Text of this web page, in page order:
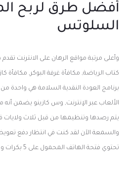
أفضل طرق لربح
السلوتس
وأعلى مرتبة مواقع الرهان على الانترنت تقدم
كتاب الرياضة, مكافأة غرفة البوكر, مكافأة
برنامج العودة النقدية السلامة هي واحدة
الألعاب عبر الإنترنت, وس كازينو يضمن
يتم رصدها وتنظيمها من قبل ثلاث ولايات
والسمعة الآن لقد كنت في انتظار دفع
تحتوي فتحة الهاتف المحمول على 5 بكرات و 3 صفوف مع 15 خط دفع